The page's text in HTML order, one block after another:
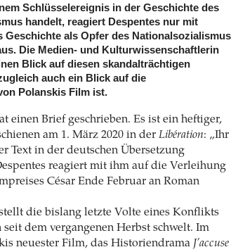
Schlüsselereignis in der Geschichte des
handelt, reagiert Despentes nur mit
Geschichte als Opfer des Nationalsozialismus
Die Medien- und Kulturwissenschaftlerin
Blick auf diesen skandalträchtigen
auch ein Blick auf die
Polanskis Film ist.
einen Brief geschrieben. Es ist ein heftiger,
am 1. März 2020 in der Libération: „Ihr
Text in der deutschen Übersetzung
reagiert mit ihm auf die Verleihung
César Ende Februar an Roman
stellt die bislang letzte Volte eines Konflikts
dem vergangenen Herbst schwelt. Im
neuester Film, das Historiendrama J’accuse